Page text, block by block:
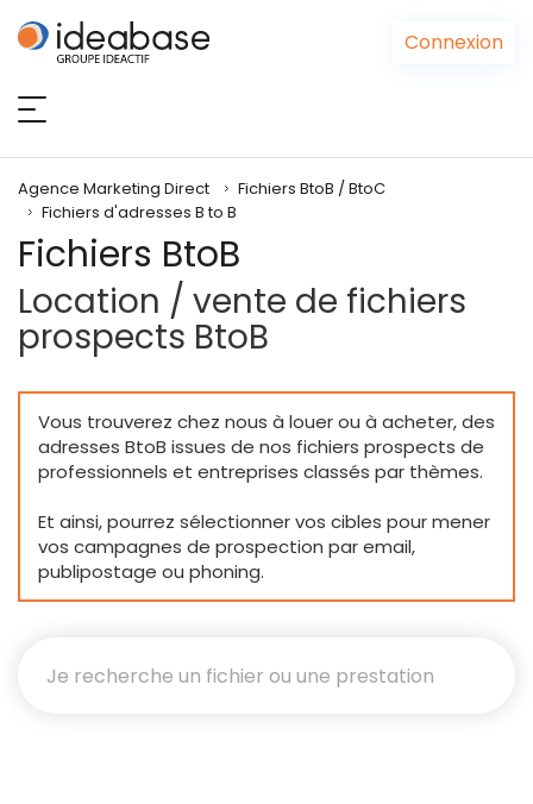
Connexion
Agence Marketing Direct
Fichiers BtoB / BtoC
Fichiers d'adresses B to B
Fichiers BtoB
Location / vente de fichiers
prospects BtoB
Vous trouverez chez nous à louer ou à acheter, des
adresses BtoB issues de nos fichiers prospects de
professionnels et entreprises classés par thèmes.
Et ainsi, pourrez sélectionner vos cibles pour mener
vos campagnes de prospection par email,
publipostage ou phoning.